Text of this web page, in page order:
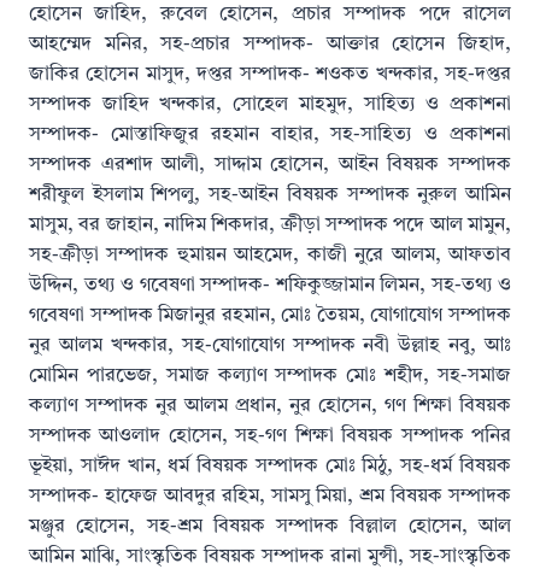
হোসেন জাহিদ, রুবেল হোসেন, প্রচার সম্পাদক পদে রাসেল
আহম্মেদ মনির, সহ-প্রচার সম্পাদক- আক্তার হোসেন জিহাদ,
জাকির হোসেন মাসুদ, দপ্তর সম্পাদক- শওকত খন্দকার, সহ-দপ্তর
সম্পাদক জাহিদ খন্দকার, সোহেল মাহমুদ, সাহিত্য ও প্রকাশনা
সম্পাদক- মোস্তাফিজুর রহমান বাহার, সহ-সাহিত্য ও প্রকাশনা
সম্পাদক এরশাদ আলী, সাদ্দাম হোসেন, আইন বিষয়ক সম্পাদক
শরীফুল ইসলাম শিপলু, সহ-আইন বিষয়ক সম্পাদক নুরুল আমিন
মাসুম, বর জাহান, নাদিম শিকদার, ক্রীড়া সম্পাদক পদে আল মামুন,
সহ-ক্রীড়া সম্পাদক হুমায়ন আহমেদ, কাজী নুরে আলম, আফতাব
উদ্দিন, তথ্য ও গবেষণা সম্পাদক- শফিকুজ্জামান লিমন, সহ-তথ্য ও
গবেষণা সম্পাদক মিজানুর রহমান, মোঃ তৈয়ম, যোগাযোগ সম্পাদক
নুর আলম খন্দকার, সহ-যোগাযোগ সম্পাদক নবী উল্লাহ নবু, আঃ
মোমিন পারভেজ, সমাজ কল্যাণ সম্পাদক মোঃ শহীদ, সহ-সমাজ
কল্যাণ সম্পাদক নুর আলম প্রধান, নুর হোসেন, গণ শিক্ষা বিষয়ক
সম্পাদক আওলাদ হোসেন, সহ-গণ শিক্ষা বিষয়ক সম্পাদক পনির
ভূইয়া, সাঈদ খান, ধর্ম বিষয়ক সম্পাদক মোঃ মিঠু, সহ-ধর্ম বিষয়ক
সম্পাদক- হাফেজ আবদুর রহিম, সামসু মিয়া, শ্রম বিষয়ক সম্পাদক
মঞ্জুর হোসেন, সহ-শ্রম বিষয়ক সম্পাদক বিল্লাল হোসেন, আল
আমিন মাঝি, সাংস্কৃতিক বিষয়ক সম্পাদক রানা মুন্সী, সহ-সাংস্কৃতিক